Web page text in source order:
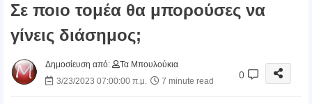
Σε ποιο τομέα θα μπορούσες να
γίνεις διάσημος;
Δημοσίευση από:
Τα Μπουλούκια
3/23/2023 07:00:00 π.μ.
7 minute read
0